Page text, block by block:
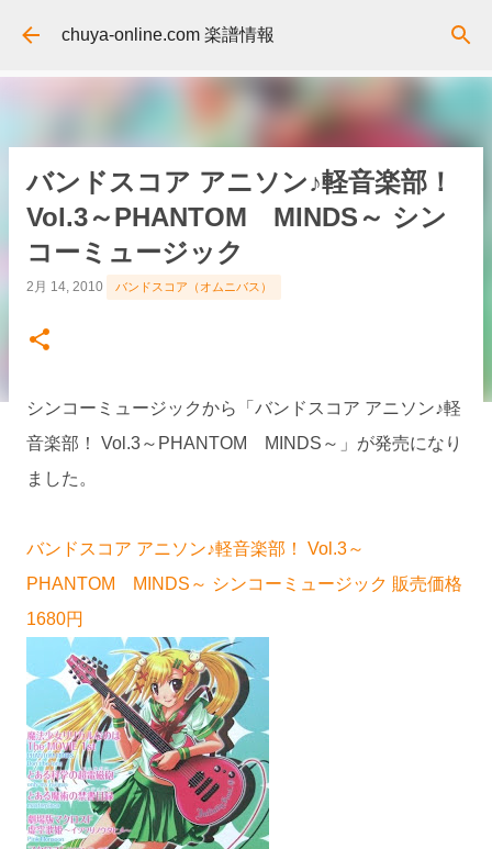
スキップしてメイン コンテンツに移動
chuya-online.com 楽譜情報
バンドスコア アニソン♪軽音楽部！
Vol.3～PHANTOM MINDS～ シン
コーミュージック
2月 14, 2010 バンドスコア（オムニバス）
シンコーミュージックから「バンドスコア アニソン♪軽
音楽部！ Vol.3～PHANTOM MINDS～」が発売になり
ました。
バンドスコア アニソン♪軽音楽部！ Vol.3～
PHANTOM MINDS～ シンコーミュージック 販売価格
1680円